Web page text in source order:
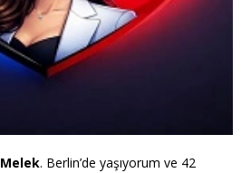
Melek. Berlin’de yaşıyorum ve 42